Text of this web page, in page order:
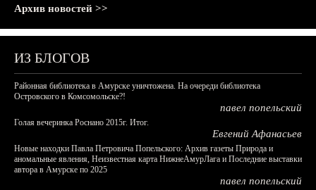
Архив новостей >>
ИЗ БЛОГОВ
Районная библиотека в Амурске уничтожена. На очереди библиотека
Островского в Комсомольске?!
павел попельский
Голая вечеринка Роснано 2015г. Итог.
Евгений Афанасьев
Новые находки Павла Петровича Попельского: Архив газеты Природа и
аномальные явления, Неизвестная карта НижнеАмурЛага и Последние выставки
автора в Амурске по 2025
павел попельский